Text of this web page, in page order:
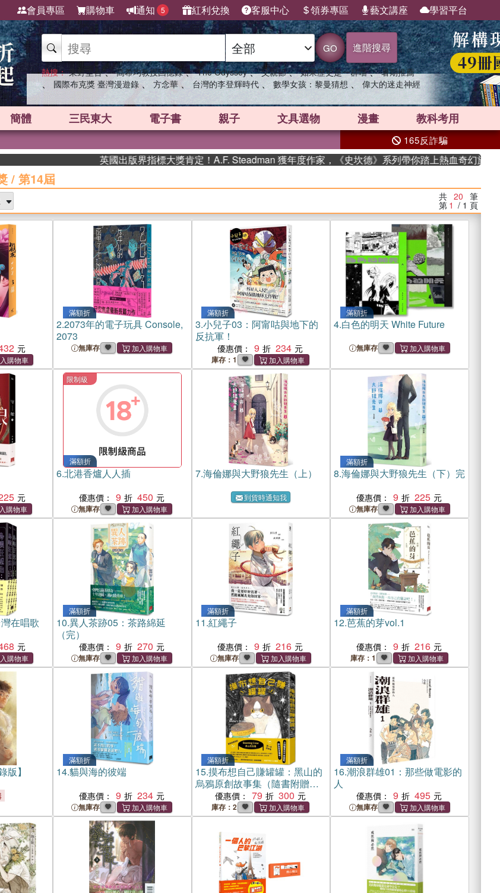
會員專區 購物車 通知 5 紅利兌換 客服中心 領券專區 藝文講座 學習平台
GO 進階搜尋
熱搜： 東野圭吾 、 高希均教授回憶錄 、 The Odyssey 、 父親節 、 如果歷史是一群喵 、 暑期推薦
、 國際布克獎 臺灣漫遊錄 、 方念華 、 台灣的李登輝時代 、 數學女孩：黎曼猜想 、 偉大的迷走神經
簡體 三民東大 電子書 親子 文具選物 漫畫 教科考用
165反詐騙
英國出版界指標大獎肯定！A.F. Steadman 獲年度作家，《史坎德》系列帶你踏上熱血奇幻旅程
/ 第14屆
共 20 筆
第 1 / 1 頁
滿額折
2.2073年的電子玩具 Console,
2073
無庫存
滿額折
3.小兒子03：阿甯咕與地下的
反抗軍！
優惠價： 9 234
庫存：1
滿額折
4.白色的明天 White Future
無庫存
限制級
滿額折
6.北港香爐人人插
優惠價： 9 450
無庫存
7.海倫娜與大野狼先生（上）
到貨時通知我
滿額折
8.海倫娜與大野狼先生（下）完
優惠價： 9 225
無庫存
在唱歌
滿額折
10.異人茶跡05：茶路綿延
（完）
優惠價： 9 270
無庫存
滿額折
11.紅繩子
優惠價： 9 216
無庫存
滿額折
12.芭蕉的芽vol.1
優惠價： 9 216
庫存：1
版】
滿額折
14.貓與海的彼端
優惠價： 9 234
無庫存
滿額折
15.摸布想自己賺罐罐：黑山的
烏鴉原創故事集（隨書附贈
「Sitting in 7-11」海報）
優惠價： 79 300
庫存：2
滿額折
16.潮浪群雄01：那些做電影的
人
優惠價： 9 495
無庫存